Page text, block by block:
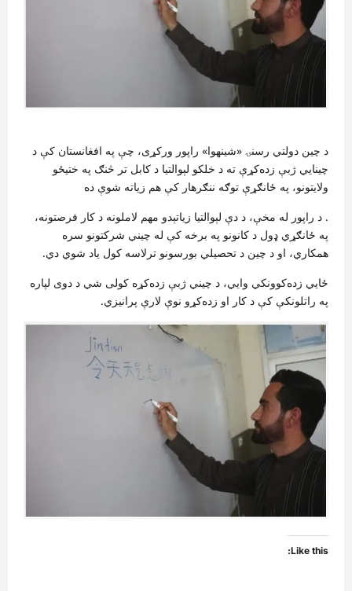
د چین دولتي رسنۍ «شینهوا» راپور ورکړی، چې په افغانستان کې د
چینایي ژبې زده‌کړې ته د خلکو لېوالتیا د کابل تر څنګ په ختیځو
ولایتونو، په ځانګړې توګه ننګرهار کې هم زیاته شوې ده
. د راپور له مخې، د دې لېوالتیا زیاتېدو مهم لاملونه د کار فرصتونه،
په ځانګړي ډول د کانونو په برخه کې له چیني شرکتونو سره
همکاري، او د چین د تحصیلي بورسونو ترلاسه کول یاد شوي دي.
ځايي زده‌کوونکي وایي، د چیني ژبې زده‌کړه کولی شي د دوی لپاره
په راتلونکې کې د کار او زده‌کړو نوې لارې پرانیزي.
Like this: